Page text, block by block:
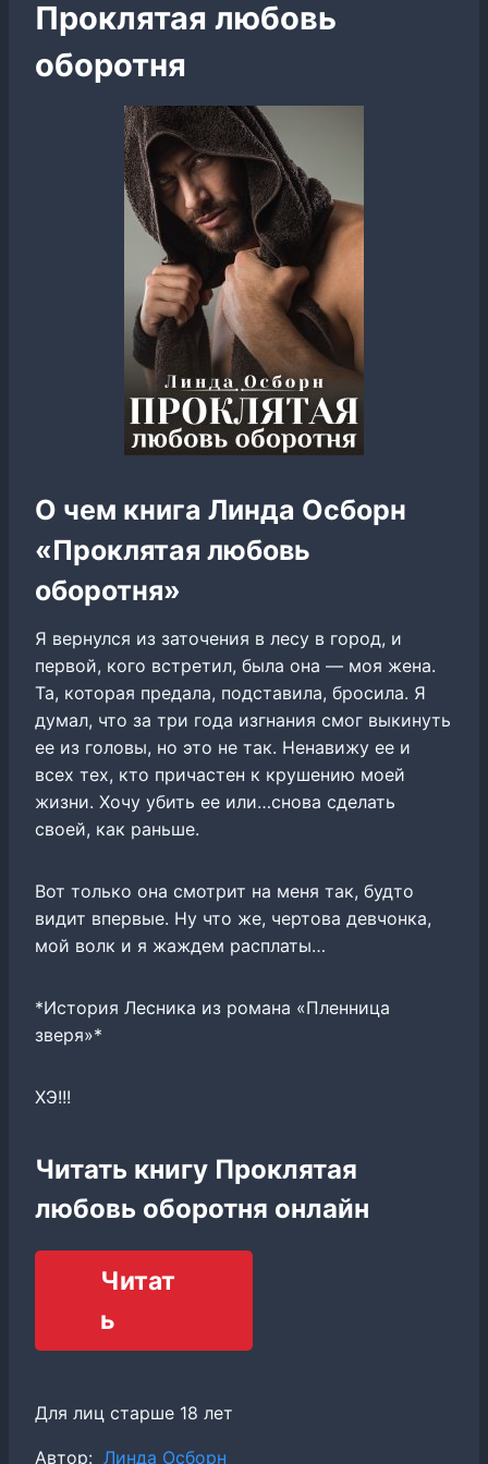
Проклятая любовь
оборотня
О чем книга Линда Осборн
«Проклятая любовь
оборотня»
Я вернулся из заточения в лесу в город, и
первой, кого встретил, была она — моя жена.
Та, которая предала, подставила, бросила. Я
думал, что за три года изгнания смог выкинуть
ее из головы, но это не так. Ненавижу ее и
всех тех, кто причастен к крушению моей
жизни. Хочу убить ее или…снова сделать
своей, как раньше.
Вот только она смотрит на меня так, будто
видит впервые. Ну что же, чертова девчонка,
мой волк и я жаждем расплаты…
*История Лесника из романа «Пленница
зверя»*
ХЭ!!!
Читать книгу Проклятая
любовь оборотня онлайн
Читат
ь
Для лиц старше 18 лет
Метки
Автор: Линда Осборн